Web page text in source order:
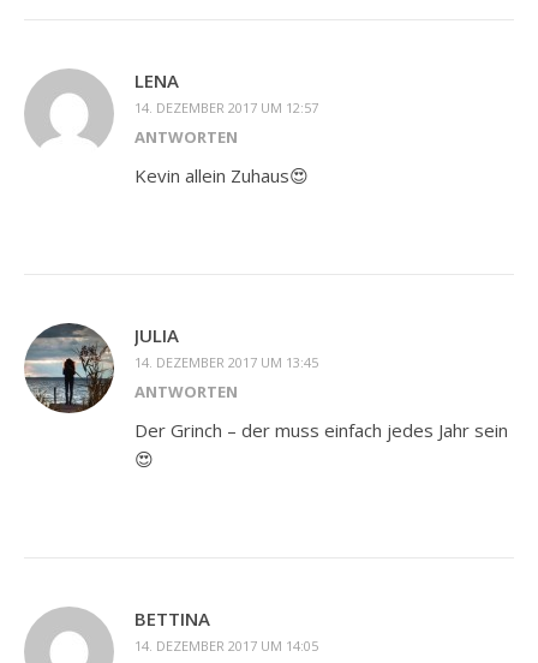
LENA
14. DEZEMBER 2017 UM 12:57
ANTWORTEN
Kevin allein Zuhaus😍
JULIA
14. DEZEMBER 2017 UM 13:45
ANTWORTEN
Der Grinch – der muss einfach jedes Jahr sein
😍
BETTINA
14. DEZEMBER 2017 UM 14:05